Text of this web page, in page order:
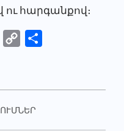
հարգանքով։
VK
Copy